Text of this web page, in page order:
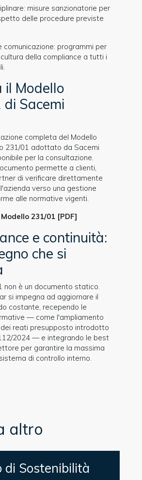
misure sanzionatorie per
delle procedure previste
comunicazione: programmi per
della compliance a tutti i
il Modello
Sacemi
completa del Modello
231/01 adottato da Sacemi
per la consultazione.
permette a clienti,
di verificare direttamente
verso una gestione
alle normative vigenti.
231/01 [PDF]
e continuità:
che si
non è un documento statico.
si impegna ad aggiornare il
costante, recependo le
— come l'ampliamento
reati presupposto introdotto
2024 — e integrando le best
per garantire la massima
di controllo interno.
altro
di Sostenibilità